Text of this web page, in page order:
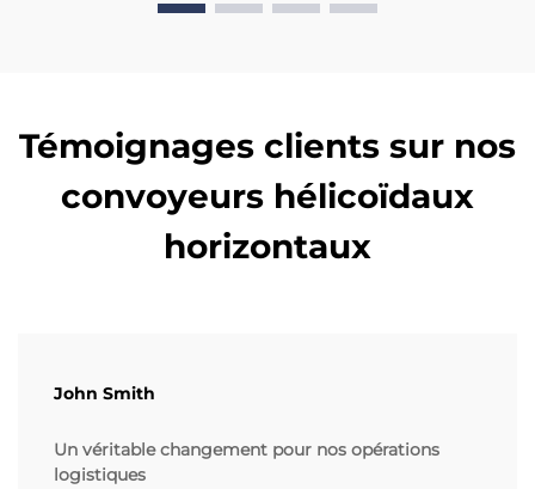
Témoignages clients sur nos
convoyeurs hélicoïdaux
horizontaux
John Smith
Un véritable changement pour nos opérations
logistiques